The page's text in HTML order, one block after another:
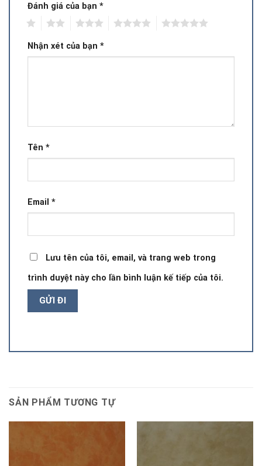
Đánh giá của bạn *
Nhận xét của bạn *
Tên *
Email *
Lưu tên của tôi, email, và trang web trong
trình duyệt này cho lần bình luận kế tiếp của tôi.
SẢN PHẨM TƯƠNG TỰ